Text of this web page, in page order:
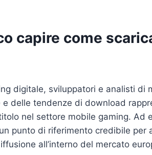
capire come
digitale, sviluppatori e analisti di
delle tendenze di download
nel settore mobile gaming. Ad
punto di riferimento credibile per
all’interno del mercato